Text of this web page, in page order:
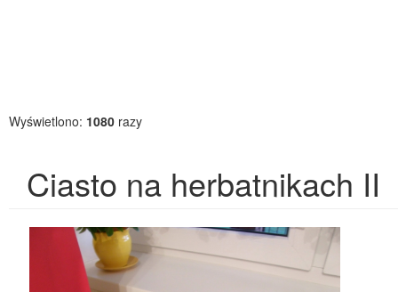
Wyświetlono: 1080 razy
Ciasto na herbatnikach II